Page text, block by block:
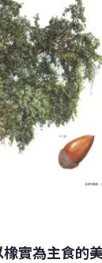
實為主食的